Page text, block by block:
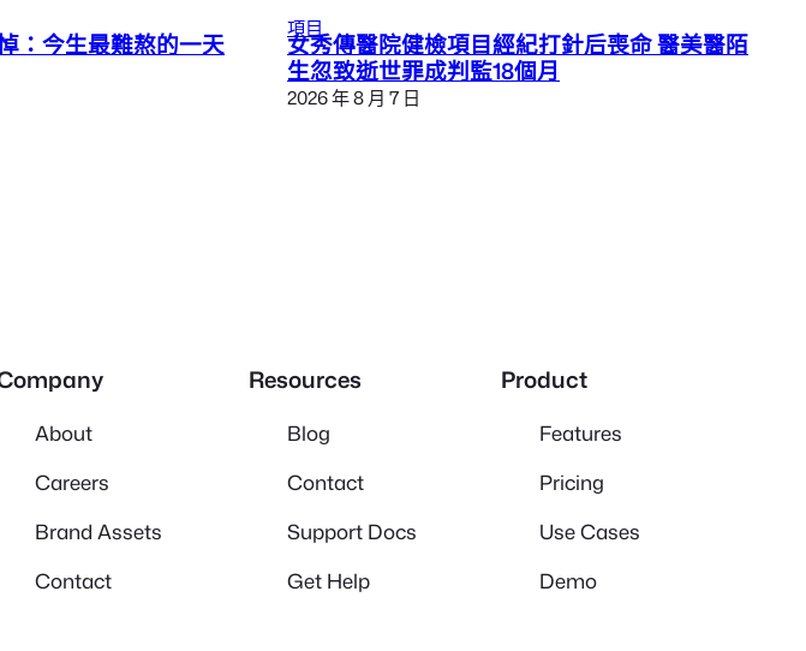
：今生最難熬的一天
項目
女秀傳醫院健檢項目經紀打針后喪命 醫美醫陌
生忽致逝世罪成判監18個月
2026 年 8 月 7 日
About
Careers
Brand Assets
Contact
Resources
Blog
Contact
Support Docs
Get Help
Product
Features
Pricing
Use Cases
Demo